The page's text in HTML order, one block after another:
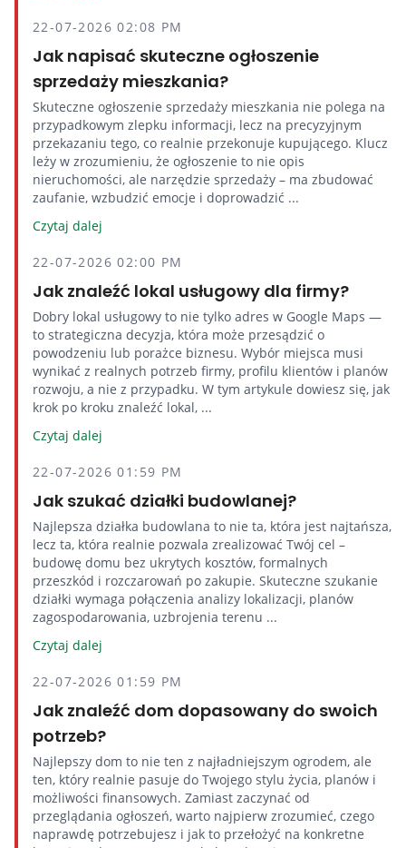
22-07-2026 02:08 PM
Jak napisać skuteczne ogłoszenie
sprzedaży mieszkania?
Skuteczne ogłoszenie sprzedaży mieszkania nie polega na
przypadkowym zlepku informacji, lecz na precyzyjnym
przekazaniu tego, co realnie przekonuje kupującego. Klucz
leży w zrozumieniu, że ogłoszenie to nie opis
nieruchomości, ale narzędzie sprzedaży – ma zbudować
zaufanie, wzbudzić emocje i doprowadzić ...
Czytaj dalej
22-07-2026 02:00 PM
Jak znaleźć lokal usługowy dla firmy?
Dobry lokal usługowy to nie tylko adres w Google Maps —
to strategiczna decyzja, która może przesądzić o
powodzeniu lub porażce biznesu. Wybór miejsca musi
wynikać z realnych potrzeb firmy, profilu klientów i planów
rozwoju, a nie z przypadku. W tym artykule dowiesz się, jak
krok po kroku znaleźć lokal, ...
Czytaj dalej
22-07-2026 01:59 PM
Jak szukać działki budowlanej?
Najlepsza działka budowlana to nie ta, która jest najtańsza,
lecz ta, która realnie pozwala zrealizować Twój cel –
budowę domu bez ukrytych kosztów, formalnych
przeszkód i rozczarowań po zakupie. Skuteczne szukanie
działki wymaga połączenia analizy lokalizacji, planów
zagospodarowania, uzbrojenia terenu ...
Czytaj dalej
22-07-2026 01:59 PM
Jak znaleźć dom dopasowany do swoich
potrzeb?
Najlepszy dom to nie ten z najładniejszym ogrodem, ale
ten, który realnie pasuje do Twojego stylu życia, planów i
możliwości finansowych. Zamiast zaczynać od
przeglądania ogłoszeń, warto najpierw zrozumieć, czego
naprawdę potrzebujesz i jak to przełożyć na konkretne